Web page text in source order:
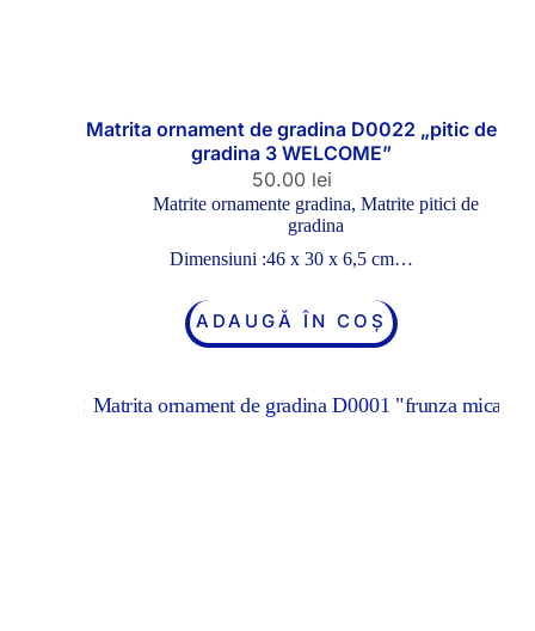
Matrita ornament de gradina D0022 „pitic de
gradina 3 WELCOME”
50.00 lei
Matrite ornamente gradina, Matrite pitici de
gradina
Dimensiuni :46 x 30 x 6,5 cm…
ADAUGĂ ÎN COȘ